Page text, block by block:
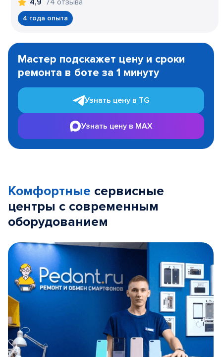
4,9
4 года опыта
1
Мастер подскажет цену и сроки
ремонта в боте за 1 минуту
Узнать цену в TG
Узнать цену в MAX
Комфортные сервисные
центры с современным
оборудованием